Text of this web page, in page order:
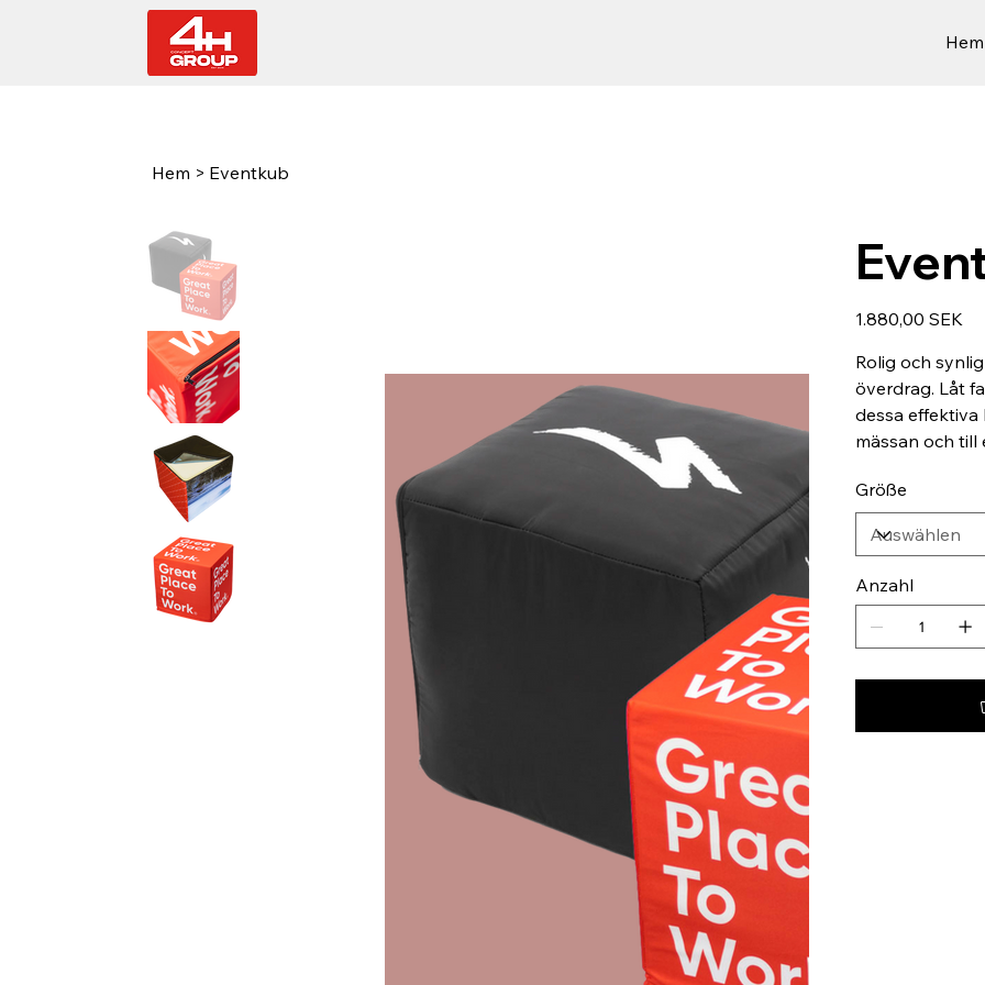
Hem
Hem > Eventkub
Preis
1.880,00 SEK
Rolig och
överdrag. Låt
dessa
mässan och till
Größe
Anzahl